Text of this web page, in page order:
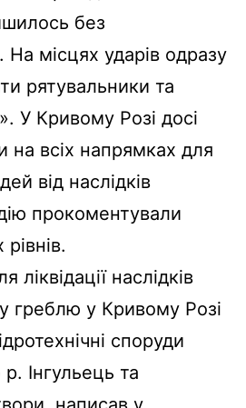
без
На місцях ударів одразу
рятувальники та
У Кривому Розі досі
на всіх напрямках для
від наслідків
прокоментували
ліквідації наслідків
греблю у Кривому Розі
споруди
Інгульець та